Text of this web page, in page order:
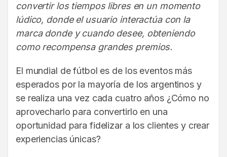
convertir los tiempos libres en un momento
lúdico, donde el usuario interactúa con la
marca donde y cuando desee, obteniendo
como recompensa grandes premios.
El mundial de fútbol es de los eventos más
esperados por la mayoría de los argentinos y
se realiza una vez cada cuatro años ¿Cómo no
aprovecharlo para convertirlo en una
oportunidad para fidelizar a los clientes y crear
experiencias únicas?